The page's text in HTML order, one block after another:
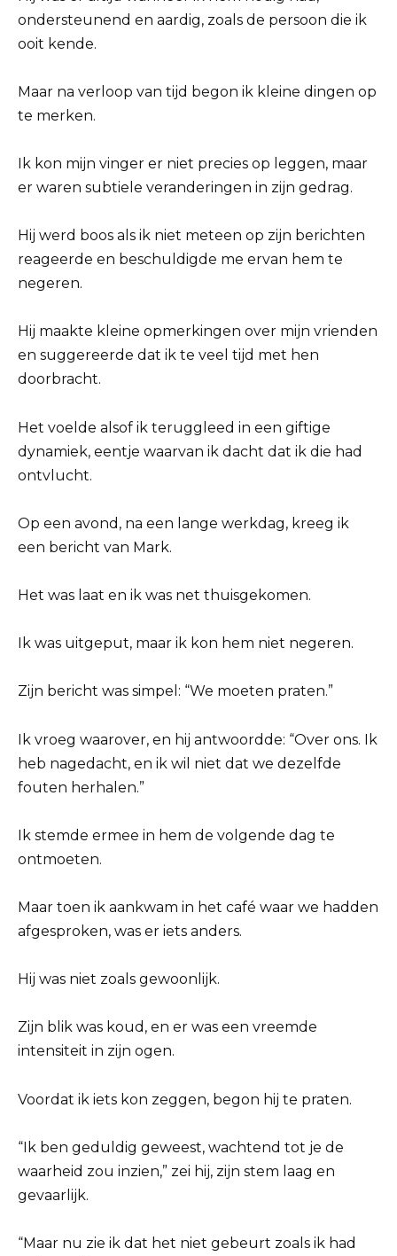
ondersteunend en aardig, zoals de persoon die ik
ooit kende.
Maar na verloop van tijd begon ik kleine dingen op
te merken.
Ik kon mijn vinger er niet precies op leggen, maar
er waren subtiele veranderingen in zijn gedrag.
Hij werd boos als ik niet meteen op zijn berichten
reageerde en beschuldigde me ervan hem te
negeren.
Hij maakte kleine opmerkingen over mijn vrienden
en suggereerde dat ik te veel tijd met hen
doorbracht.
Het voelde alsof ik teruggleed in een giftige
dynamiek, eentje waarvan ik dacht dat ik die had
ontvlucht.
Op een avond, na een lange werkdag, kreeg ik
een bericht van Mark.
Het was laat en ik was net thuisgekomen.
Ik was uitgeput, maar ik kon hem niet negeren.
Zijn bericht was simpel: “We moeten praten.”
Ik vroeg waarover, en hij antwoordde: “Over ons. Ik
heb nagedacht, en ik wil niet dat we dezelfde
fouten herhalen.”
Ik stemde ermee in hem de volgende dag te
ontmoeten.
Maar toen ik aankwam in het café waar we hadden
afgesproken, was er iets anders.
Hij was niet zoals gewoonlijk.
Zijn blik was koud, en er was een vreemde
intensiteit in zijn ogen.
Voordat ik iets kon zeggen, begon hij te praten.
“Ik ben geduldig geweest, wachtend tot je de
waarheid zou inzien,” zei hij, zijn stem laag en
gevaarlijk.
“Maar nu zie ik dat het niet gebeurt zoals ik had